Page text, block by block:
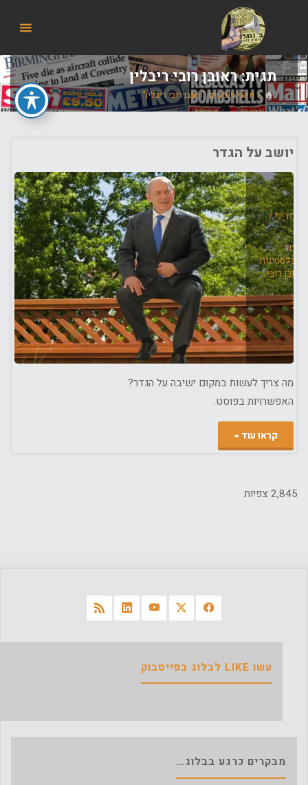
של
אודי
בורג
תגית:ראובן רובי ריבלין
ביתתיוגי פוסטים "ראובן רובי ריבלין"
יושב על הגדר
מדיני/
טרור
פלסטינית
ראובן רובי
מה צריך לעשות במקום ישיבה על הגדר?
האפשרויות בפוסט.
קראו עוד
2,845 צפיות
עשו LIKE לבלוג בפייסבוק
מבקרים כרגע בבלוג…